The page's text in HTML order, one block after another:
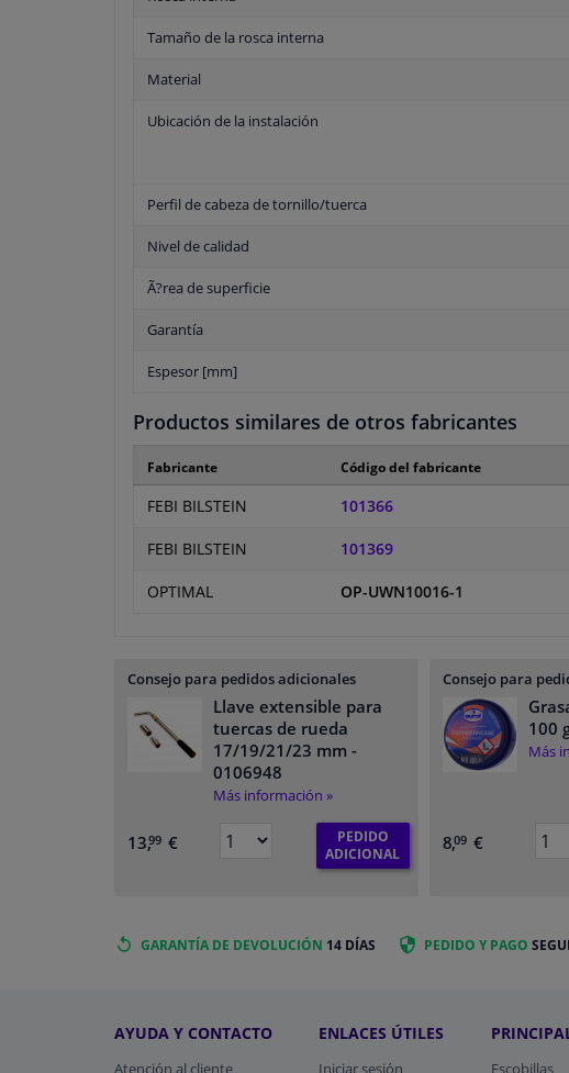
Tamaño de la rosca interna
Material
Ubicación de la instalación
Perfil de cabeza de tornillo/tuerca
Nivel de calidad
Ã?rea de superficie
Garantía
Espesor [mm]
Productos similares de otros fabricantes
Fabricante Código del fabricante
FEBI BILSTEIN 101366
FEBI BILSTEIN 101369
OPTIMAL OP-UWN10016-1
Consejo para pedidos adicionales
Llave extensible para
tuercas de rueda
17/19/21/23 mm -
0106948
Más información »
13,99 €
PEDIDO
ADICIONAL
Consejo para
100
Más
8,09 €
GARANTÍA DE DEVOLUCIÓN 14 DÍAS PEDIDO Y PAGO
AYUDA Y CONTACTO
Atención al cliente
ENLACES ÚTILES
Iniciar sesión Escobillas